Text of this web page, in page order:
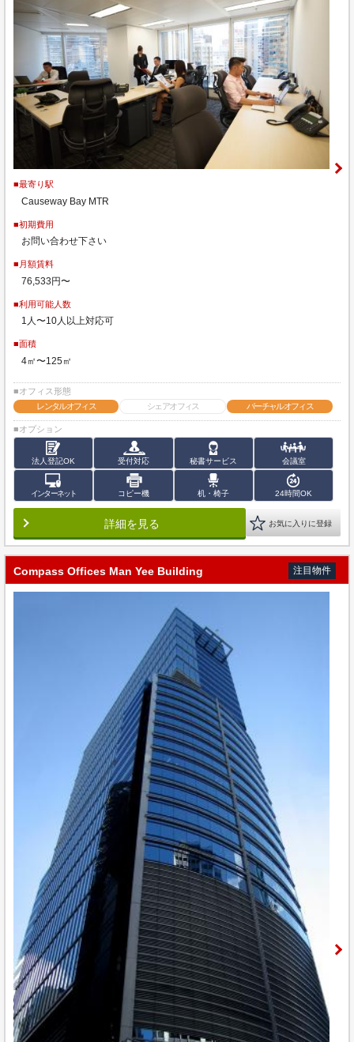
■最寄り駅
Causeway Bay MTR
■初期費用
お問い合わせ下さい
■月額賃料
76,533円〜
■利用可能人数
1人〜10人以上対応可
■面積
4㎡〜125㎡
■オフィス形態
レンタルオフィス
シェアオフィス バーチャルオフィス
■オプション
法人登記OK 受付対応 秘書サービス 会議室
インターネット コピー機 机・椅子 24時間OK
詳細を見る お気に入りに登録
Compass Offices Man Yee Building 注目物件